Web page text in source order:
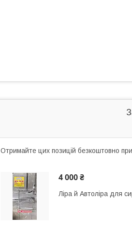
Отримайте цих позицій безкоштовно
4 000 ₴
Ліра й Автоліра для